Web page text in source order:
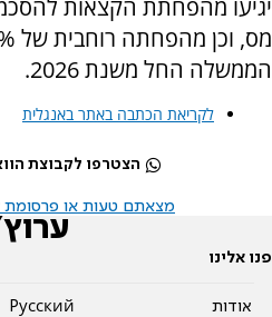
יגיעו מהפחתת הקצאות
הממשלה החל משנת 2026.
לקריאת הכתבה באתר באנגלית
הצטרפו לקבוצת
מצאתם טעות או פרסומת
פנו אלינו
אודות
Pусский